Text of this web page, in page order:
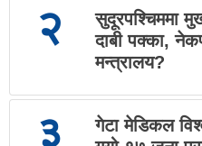
२
सुदूरपश्चिममा
दाबी पक्का,
मन्त्रालय?
३
गेटा मेडिकल